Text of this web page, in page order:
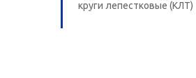
круги лепестковые (КЛТ)